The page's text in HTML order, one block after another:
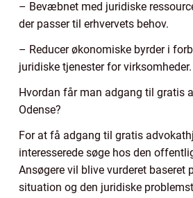
– Bevæbnet med juridiske
der passer til erhvervets behov.
– Reducer økonomiske byrder i
juridiske tjenester for virksomheder.
Hvordan får man adgang til gratis
Odense?
For at få adgang til gratis
interesserede søge hos den
Ansøgere vil blive vurderet baseret
situation og den juridiske